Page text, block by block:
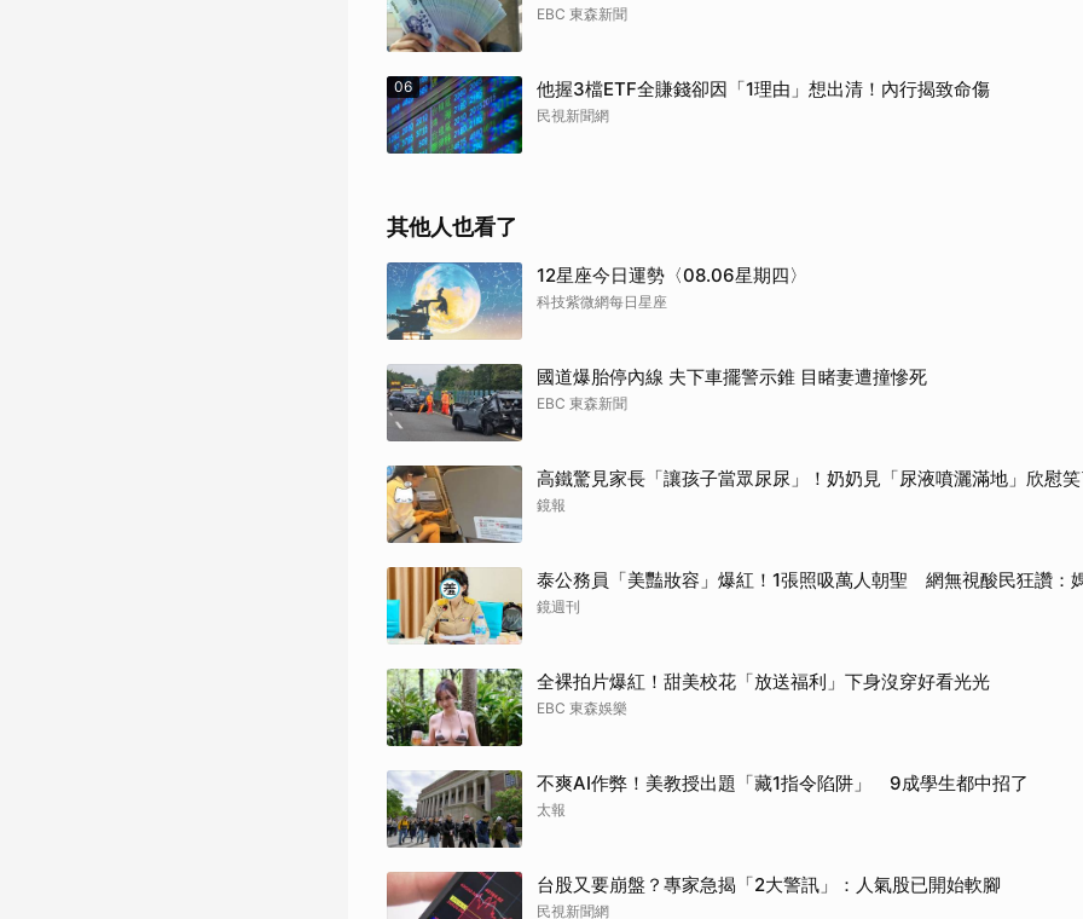
EBC 東森新聞
06 他握3檔ETF全賺錢卻因「1理由」想出清！內行揭致命傷
民視新聞網
其他人也看了
12星座今日運勢〈08.06星期四〉
科技紫微網每日星座
國道爆胎停內線 夫下車擺警示錐 目睹妻遭撞慘死
EBC 東森新聞
高鐵驚見家長「讓孩子當眾尿尿」！奶奶見「尿液噴灑滿地」欣慰
鏡報
泰公務員「美豔妝容」爆紅！1張照吸萬人朝聖 網無視酸民狂讚：
鏡週刊
全裸拍片爆紅！甜美校花「放送福利」下身沒穿好看光光
EBC 東森娛樂
不爽AI作弊！美教授出題「藏1指令陷阱」 9成學生都中招了
太報
台股又要崩盤？專家急揭「2大警訊」：人氣股已開始軟腳
民視新聞網